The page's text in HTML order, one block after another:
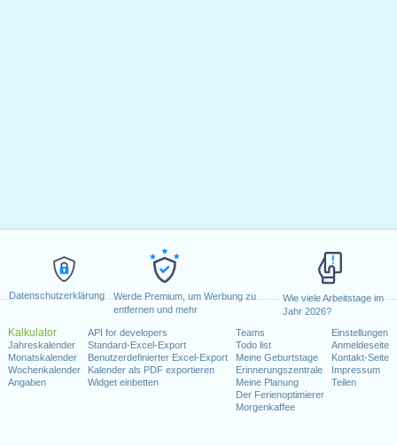
Datenschutzerklärung
Werde Premium, um Werbung zu
entfernen und mehr
Wie viele Arbeitstage im
Jahr 2026?
Kalkulator
Jahreskalender
Monatskalender
Wochenkalender
Angaben
API for developers
Standard-Excel-Export
Benutzerdefinierter Excel-Export
Kalender als PDF exportieren
Widget einbetten
Teams
Todo list
Meine Geburtstage
Erinnerungszentrale
Meine Planung
Der Ferienoptimierer
Morgenkaffee
Einstellungen
Anmeldeseite
Kontakt-Seite
Impressum
Teilen